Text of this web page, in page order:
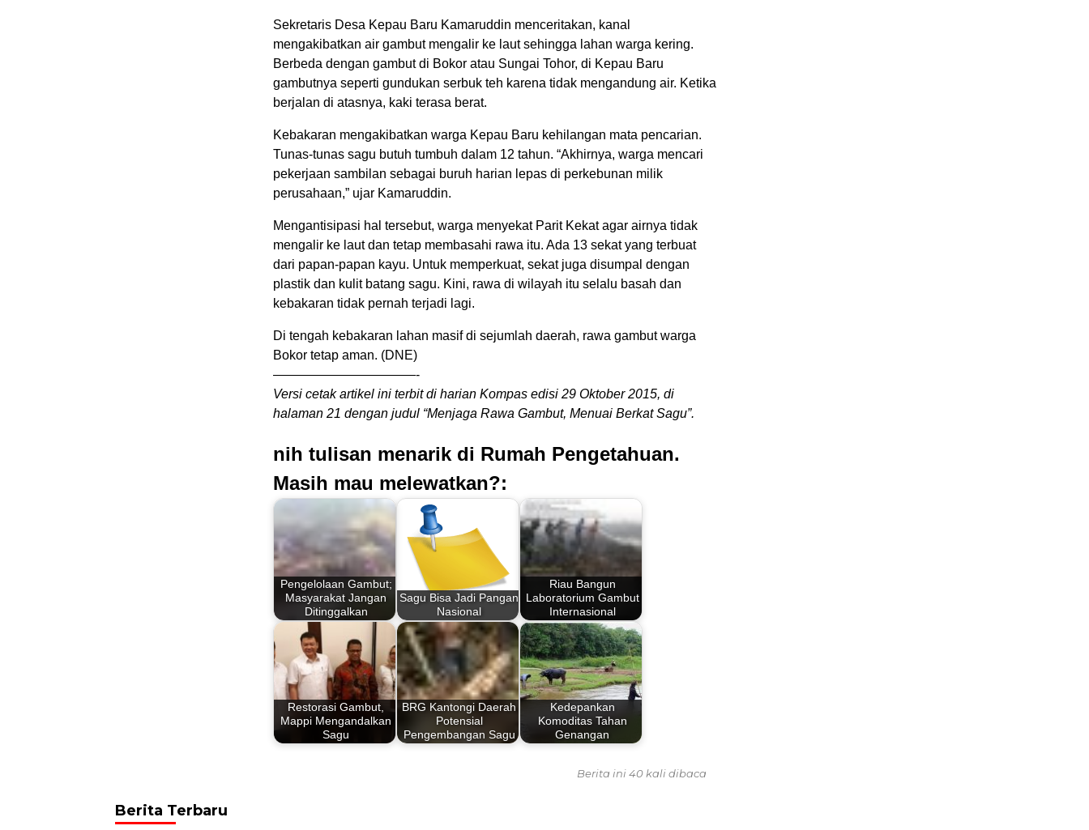
Sekretaris Desa Kepau Baru Kamaruddin menceritakan, kanal
mengakibatkan air gambut mengalir ke laut sehingga lahan warga kering.
Berbeda dengan gambut di Bokor atau Sungai Tohor, di Kepau Baru
gambutnya seperti gundukan serbuk teh karena tidak mengandung air. Ketika
berjalan di atasnya, kaki terasa berat.
Kebakaran mengakibatkan warga Kepau Baru kehilangan mata pencarian.
Tunas-tunas sagu butuh tumbuh dalam 12 tahun. “Akhirnya, warga mencari
pekerjaan sambilan sebagai buruh harian lepas di perkebunan milik
perusahaan,” ujar Kamaruddin.
Mengantisipasi hal tersebut, warga menyekat Parit Kekat agar airnya tidak
mengalir ke laut dan tetap membasahi rawa itu. Ada 13 sekat yang terbuat
dari papan-papan kayu. Untuk memperkuat, sekat juga disumpal dengan
plastik dan kulit batang sagu. Kini, rawa di wilayah itu selalu basah dan
kebakaran tidak pernah terjadi lagi.
Di tengah kebakaran lahan masif di sejumlah daerah, rawa gambut warga
Bokor tetap aman. (DNE)
———————————-
Versi cetak artikel ini terbit di harian Kompas edisi 29 Oktober 2015, di
halaman 21 dengan judul “Menjaga Rawa Gambut, Menuai Berkat Sagu”.
nih tulisan menarik di Rumah Pengetahuan.
Masih mau melewatkan?:
Pengelolaan Gambut;
Masyarakat Jangan
Ditinggalkan
Sagu Bisa Jadi Pangan
Nasional
Riau Bangun
Laboratorium Gambut
Internasional
Restorasi Gambut,
Mappi Mengandalkan
Sagu
BRG Kantongi Daerah
Potensial
Pengembangan Sagu
Kedepankan
Komoditas Tahan
Genangan
Berita ini 40 kali dibaca
Berita Terbaru